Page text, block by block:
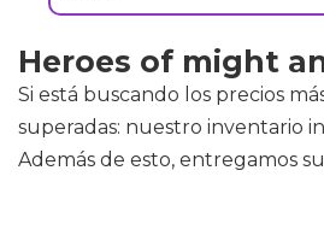
Heroes of might
Si está buscando los precios
superadas: nuestro inventario
Además de esto, entregamos